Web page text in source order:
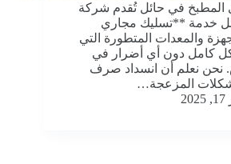
في حائل تُقدم شركة
خدمة **تسليك مجاري
والمعدات المتطورة التي
كامل دون أي أضرار في
نحن نعلم أن انسداد صرف
المزعجة…